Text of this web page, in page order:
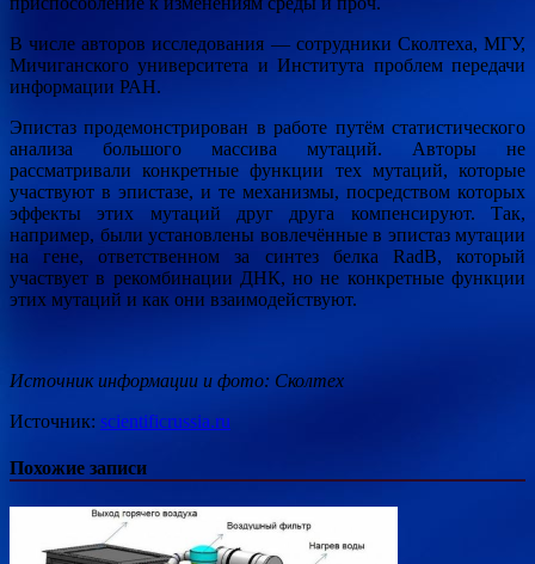
В числе авторов исследования — сотрудники Сколтеха, МГУ,
Мичиганского университета и Института проблем передачи
информации РАН.
Эпистаз продемонстрирован в работе путём статистического
анализа большого массива мутаций. Авторы не
рассматривали конкретные функции тех мутаций, которые
участвуют в эпистазе, и те механизмы, посредством которых
эффекты этих мутаций друг друга компенсируют. Так,
например, были установлены вовлечённые в эпистаз мутации
на гене, ответственном за синтез белка RadB, который
участвует в рекомбинации ДНК, но не конкретные функции
этих мутаций и как они взаимодействуют.
Источник информации и фото: Сколтех
Источник: scientificrussia.ru
Похожие записи